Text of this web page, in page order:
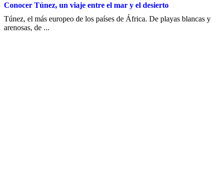
Conocer Túnez, un viaje entre el mar y el desierto
Túnez, el más europeo de los países de África. De playas blancas y
arenosas, de ...